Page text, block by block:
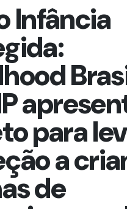
Infância
para
a
de